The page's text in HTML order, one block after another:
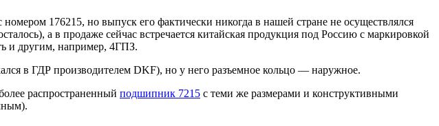
176215, но выпуск его фактически никогда в нашей стране не осуществлялся
а в продаже сейчас встречается китайская продукция под Россию с маркировкой
и другим, например, 4ГПЗ.
в ГДР производителем DKF), но у него разъемное кольцо — наружное.
распространенный подшипник 7215 с теми же размерами и конструктивными